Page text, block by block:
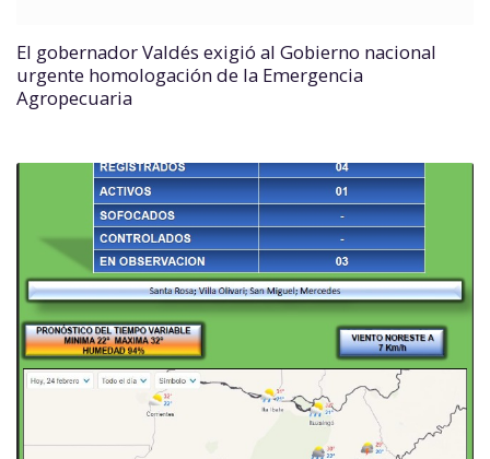
El gobernador Valdés exigió al Gobierno nacional
urgente homologación de la Emergencia
Agropecuaria